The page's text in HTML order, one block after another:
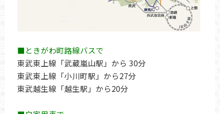
■ときがわ町路線バスで
東武東上線「武蔵嵐山駅」から 30分
東武東上線「小川町駅」から27分
東武越生線「越生駅」から20分